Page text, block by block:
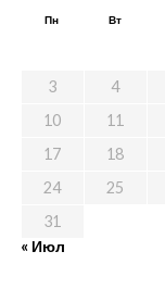
Пн Вт
3
4
10
11
17
18
24
25
31
« Июл